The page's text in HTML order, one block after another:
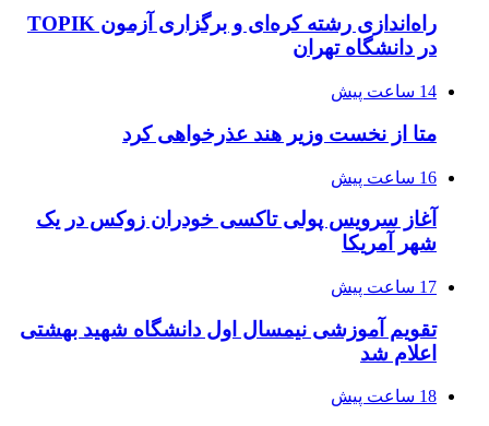
راه‌اندازی رشته کره‌ای و برگزاری آزمون TOPIK
در دانشگاه تهران
14 ساعت پیش
متا از نخست وزیر هند عذرخواهی کرد
16 ساعت پیش
آغاز سرویس پولی تاکسی خودران زوکس در یک
شهر آمریکا
17 ساعت پیش
تقویم آموزشی نیمسال اول دانشگاه شهید بهشتی
اعلام شد
18 ساعت پیش